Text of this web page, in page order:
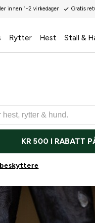
innen 1-2 virkedager Gratis
Rytter Hest Stall &
KR 500 I RABATT